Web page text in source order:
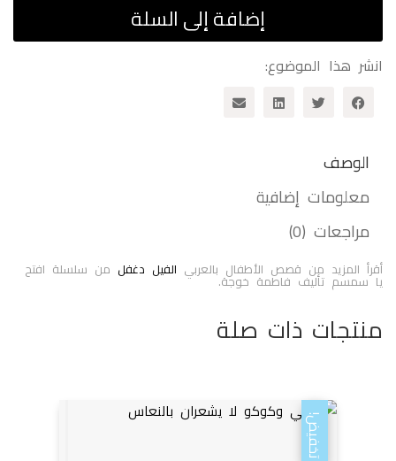
تريد
تصبح
إضافة إلى السلة
انشر هذا الموضوع:
الوصف
معلومات إضافية
مراجعات (0)
أقرأ المزيد من قصص الأطفال بالعربي الفيل دغفلمن سلسلة افتح
يا سمسم تأليف فاطمة خوجة.
منتجات ذات صلة
تخفيض!